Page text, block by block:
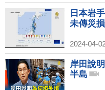
日本岩
未傳災損
2024-04-
岸田說
半島